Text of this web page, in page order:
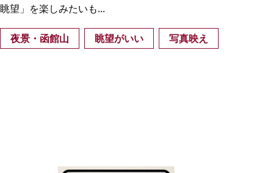
眺望」を楽しみたいも...
夜景・函館山 眺望がいい 写真映え